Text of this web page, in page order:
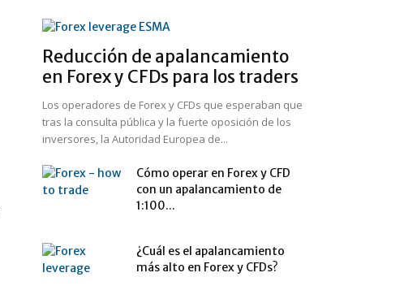
Reducción de apalancamiento
en Forex y CFDs para los traders
Los operadores de Forex y CFDs que esperaban que
tras la consulta pública y la fuerte oposición de los
inversores, la Autoridad Europea de...
Cómo operar en Forex y CFD
con un apalancamiento de
1:100...
¿Cuál es el apalancamiento
más alto en Forex y CFDs?